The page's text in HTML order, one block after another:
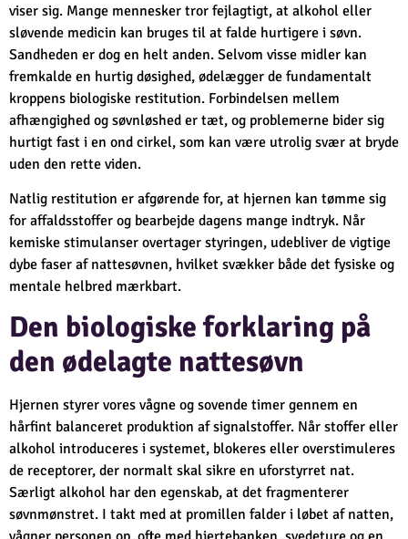
viser sig. Mange mennesker tror fejlagtigt, at alkohol eller
sløvende medicin kan bruges til at falde hurtigere i søvn.
Sandheden er dog en helt anden. Selvom visse midler kan
fremkalde en hurtig døsighed, ødelægger de fundamentalt
kroppens biologiske restitution. Forbindelsen mellem
afhængighed og søvnløshed er tæt, og problemerne bider sig
hurtigt fast i en ond cirkel, som kan være utrolig svær at bryde
uden den rette viden.
Natlig restitution er afgørende for, at hjernen kan tømme sig
for affaldsstoffer og bearbejde dagens mange indtryk. Når
kemiske stimulanser overtager styringen, udebliver de vigtige
dybe faser af nattesøvnen, hvilket svækker både det fysiske og
mentale helbred mærkbart.
Den biologiske forklaring på
den ødelagte nattesøvn
Hjernen styrer vores vågne og sovende timer gennem en
hårfint balanceret produktion af signalstoffer. Når stoffer eller
alkohol introduceres i systemet, blokeres eller overstimuleres
de receptorer, der normalt skal sikre en uforstyrret nat.
Særligt alkohol har den egenskab, at det fragmenterer
søvnmønstret. I takt med at promillen falder i løbet af natten,